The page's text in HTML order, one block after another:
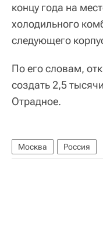
концу года на
холодильного
следующего
По его словам,
создать 2,5
Отрадное.
Москва Россия